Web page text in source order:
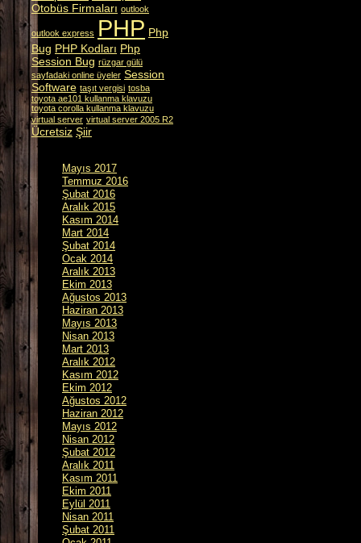
Otobüs Firmaları outlook
outlook express PHP Php
Bug PHP Kodları Php
Session Bug rüzgar gülü
sayfadaki online üyeler Session
Software taşıt vergisi tosba
toyota ae101 kullanma klavuzu
toyota corolla kullanma klavuzu
virtual server virtual server 2005 R2
Ücretsiz Şiir
Mayıs 2017
Temmuz 2016
Şubat 2016
Aralık 2015
Kasım 2014
Mart 2014
Şubat 2014
Ocak 2014
Aralık 2013
Ekim 2013
Ağustos 2013
Haziran 2013
Mayıs 2013
Nisan 2013
Mart 2013
Aralık 2012
Kasım 2012
Ekim 2012
Ağustos 2012
Haziran 2012
Mayıs 2012
Nisan 2012
Şubat 2012
Aralık 2011
Kasım 2011
Ekim 2011
Eylül 2011
Nisan 2011
Şubat 2011